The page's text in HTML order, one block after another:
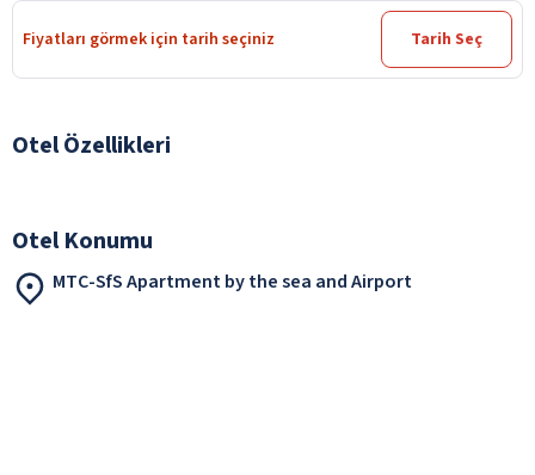
Fiyatları görmek için tarih seçiniz Tarih Seç
Otel Özellikleri
Otel Konumu
MTC-SfS Apartment by the sea and Airport